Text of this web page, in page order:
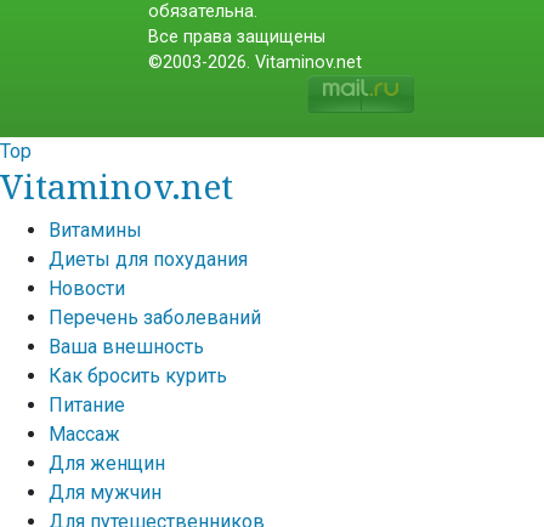
обязательна.
Все права защищены
©2003-2026. Vitaminov.net
Top
Vitaminov.net
Витамины
Диеты для похудания
Новости
Перечень заболеваний
Ваша внешность
Как бросить курить
Питание
Массаж
Для женщин
Для мужчин
Для путешественников